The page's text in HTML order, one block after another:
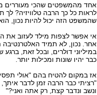
אחד מהמשפטים שהכי מעוררים
לראות כל כך הרבה טלוויזיה?
שהמשפט הזה יכול להיות נכון,
אי אפשר לצפות מילד לעזוב את
אחר. נכון, לא תמיד
במיליוני דולרים, ובכל זאת,
כבר יהיו שונות ומכילות יותר.
אז במקום להטיח בהם "אולי
"רציתי כבר הרבה זמן לדבר
ונשב ונדבר קצת, רק אתה ואני?"